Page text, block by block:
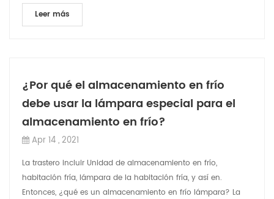
Leer más
¿Por qué el almacenamiento en frío
debe usar la lámpara especial para el
almacenamiento en frío?
Apr 14 , 2021
La trastero incluir Unidad de almacenamiento en frío,
habitación fría, lámpara de la habitación fría, y así en.
Entonces, ¿qué es un almacenamiento en frío lámpara? La